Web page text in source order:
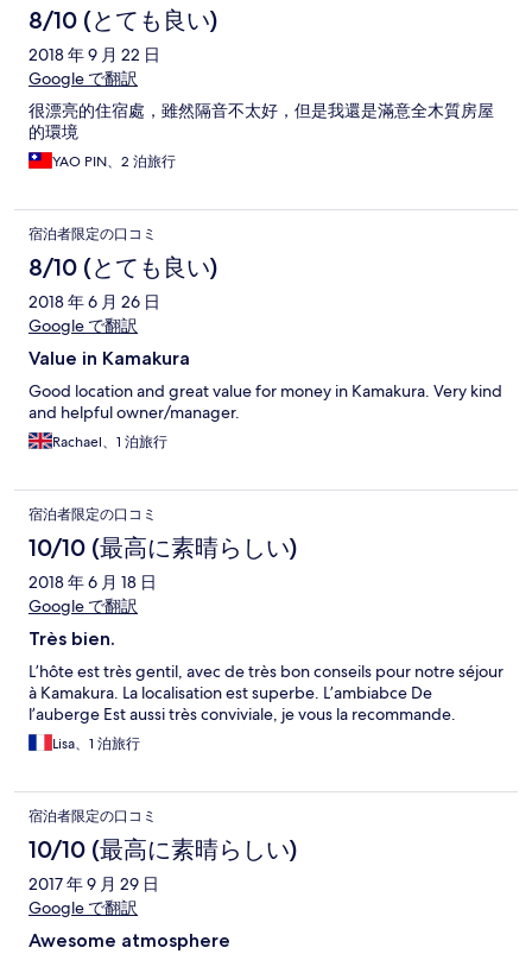
8/10 (とても良い)
2018 年 9 月 22 日
Google で翻訳
很漂亮的住宿處，雖然隔音不太好，但是我還是滿意全木質房屋
的環境
YAO PIN、2 泊旅行
宿泊者限定の口コミ
8/10 (とても良い)
2018 年 6 月 26 日
Google で翻訳
Value in Kamakura
Good location and great value for money in Kamakura. Very kind
and helpful owner/manager.
Rachael、1 泊旅行
宿泊者限定の口コミ
10/10 (最高に素晴らしい)
2018 年 6 月 18 日
Google で翻訳
Très bien.
L’hôte est très gentil, avec de très bon conseils pour notre séjour
à Kamakura. La localisation est superbe. L’ambiabce De
l’auberge Est aussi très conviviale, je vous la recommande.
Lisa、1 泊旅行
宿泊者限定の口コミ
10/10 (最高に素晴らしい)
2017 年 9 月 29 日
Google で翻訳
Awesome atmosphere